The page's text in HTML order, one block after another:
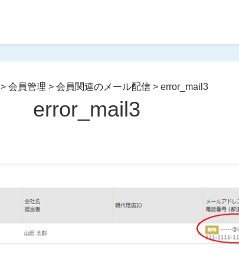
>会員管理 >会員関連のメール配信 >error_mail3
error_mail3